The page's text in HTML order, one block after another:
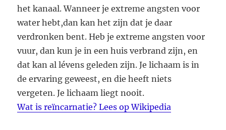
het kanaal. Wanneer je extreme angsten voor
water hebt,dan kan het zijn dat je daar
verdronken bent. Heb je extreme angsten voor
vuur, dan kun je in een huis verbrand zijn, en
dat kan al lévens geleden zijn. Je lichaam is in
de ervaring geweest, en die heeft niets
vergeten. Je lichaam liegt nooit.
Wat is reïncarnatie? Lees op Wikipedia